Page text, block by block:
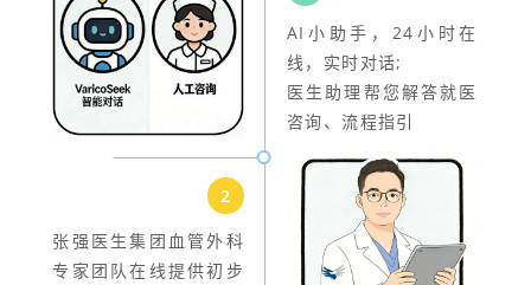
2
张强医生集团血管外科
专家团队在线提供初步
AI小助手，24小时在
线，实时对话;
医生助理帮您解答就医
咨询、流程指引